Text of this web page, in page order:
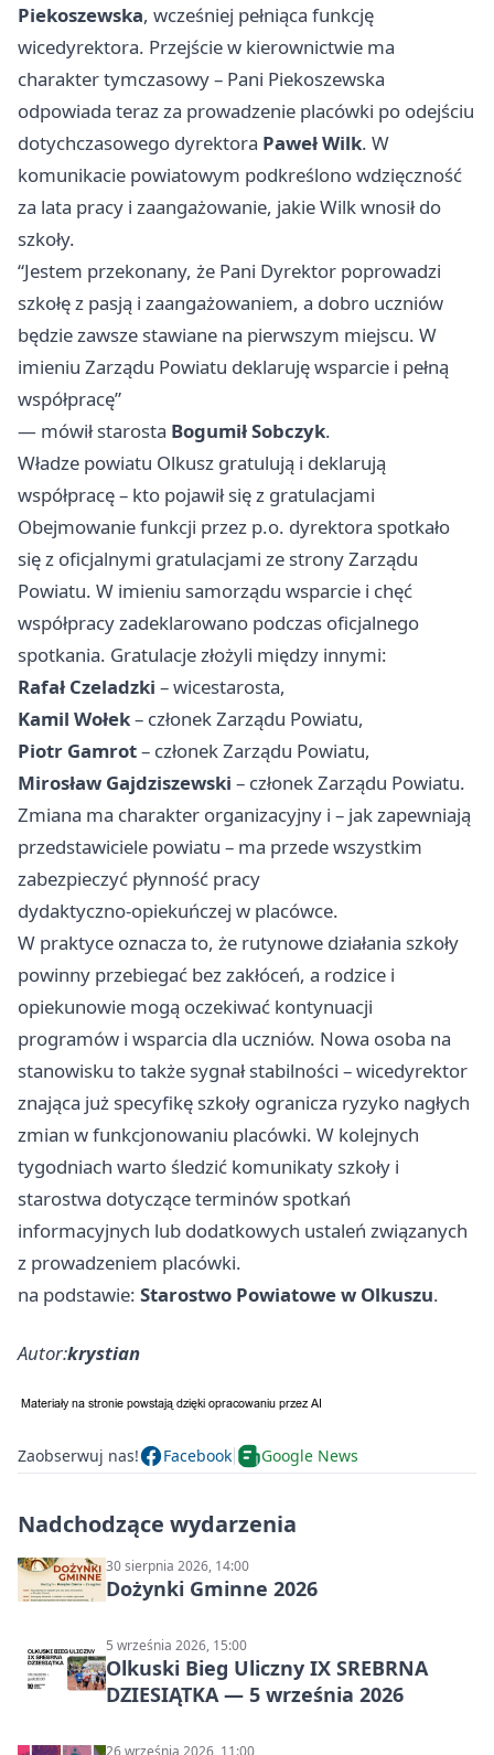
Piekoszewska, wcześniej pełniąca funkcję
wicedyrektora. Przejście w kierownictwie ma
charakter tymczasowy – Pani Piekoszewska
odpowiada teraz za prowadzenie placówki po odejściu
dotychczasowego dyrektora Paweł Wilk. W
komunikacie powiatowym podkreślono wdzięczność
za lata pracy i zaangażowanie, jakie Wilk wnosił do
szkoły.
“Jestem przekonany, że Pani Dyrektor poprowadzi
szkołę z pasją i zaangażowaniem, a dobro uczniów
będzie zawsze stawiane na pierwszym miejscu. W
imieniu Zarządu Powiatu deklaruję wsparcie i pełną
współpracę”
— mówił starosta Bogumił Sobczyk.
Władze powiatu Olkusz gratulują i deklarują
współpracę – kto pojawił się z gratulacjami
Obejmowanie funkcji przez p.o. dyrektora spotkało
się z oficjalnymi gratulacjami ze strony Zarządu
Powiatu. W imieniu samorządu wsparcie i chęć
współpracy zadeklarowano podczas oficjalnego
spotkania. Gratulacje złożyli między innymi:
Rafał Czeladzki – wicestarosta,
Kamil Wołek– członek Zarządu Powiatu,
Piotr Gamrot– członek Zarządu Powiatu,
Mirosław Gajdziszewski – członek Zarządu Powiatu.
Zmiana ma charakter organizacyjny i – jak zapewniają
przedstawiciele powiatu – ma przede wszystkim
zabezpieczyć płynność pracy
dydaktyczno‑opiekuńczej w placówce.
W praktyce oznacza to, że rutynowe działania szkoły
powinny przebiegać bez zakłóceń, a rodzice i
opiekunowie mogą oczekiwać kontynuacji
programów i wsparcia dla uczniów. Nowa osoba na
stanowisku to także sygnał stabilności – wicedyrektor
znająca już specyfikę szkoły ogranicza ryzyko nagłych
zmian w funkcjonowaniu placówki. W kolejnych
tygodniach warto śledzić komunikaty szkoły i
starostwa dotyczące terminów spotkań
informacyjnych lub dodatkowych ustaleń związanych
z prowadzeniem placówki.
na podstawie: Starostwo Powiatowe w Olkuszu.
Autor:krystian
Zaobserwuj nas! Facebook Google News
Nadchodzące wydarzenia
30 sierpnia 2026, 14:00
Dożynki Gminne 2026
5 września 2026, 15:00
Olkuski Bieg Uliczny IX SREBRNA
DZIESIĄTKA — 5 września 2026
26 września 2026, 11:00